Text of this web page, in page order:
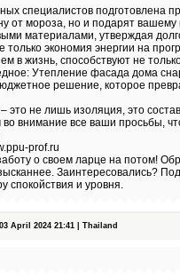
специалистов подготовлена
от мороза, но и подарят
материалами, утверждая
только экономия энергии на
в жизнь, способствуют не
Утепление фасада дома
решение, которое
это не лишь изоляция, это
внимание все ваши просьбы,
prof.ru
о своем ларце на потом!
Заинтересовались?
спокойствия и уровня.
April 2024 21:41 | Thailand